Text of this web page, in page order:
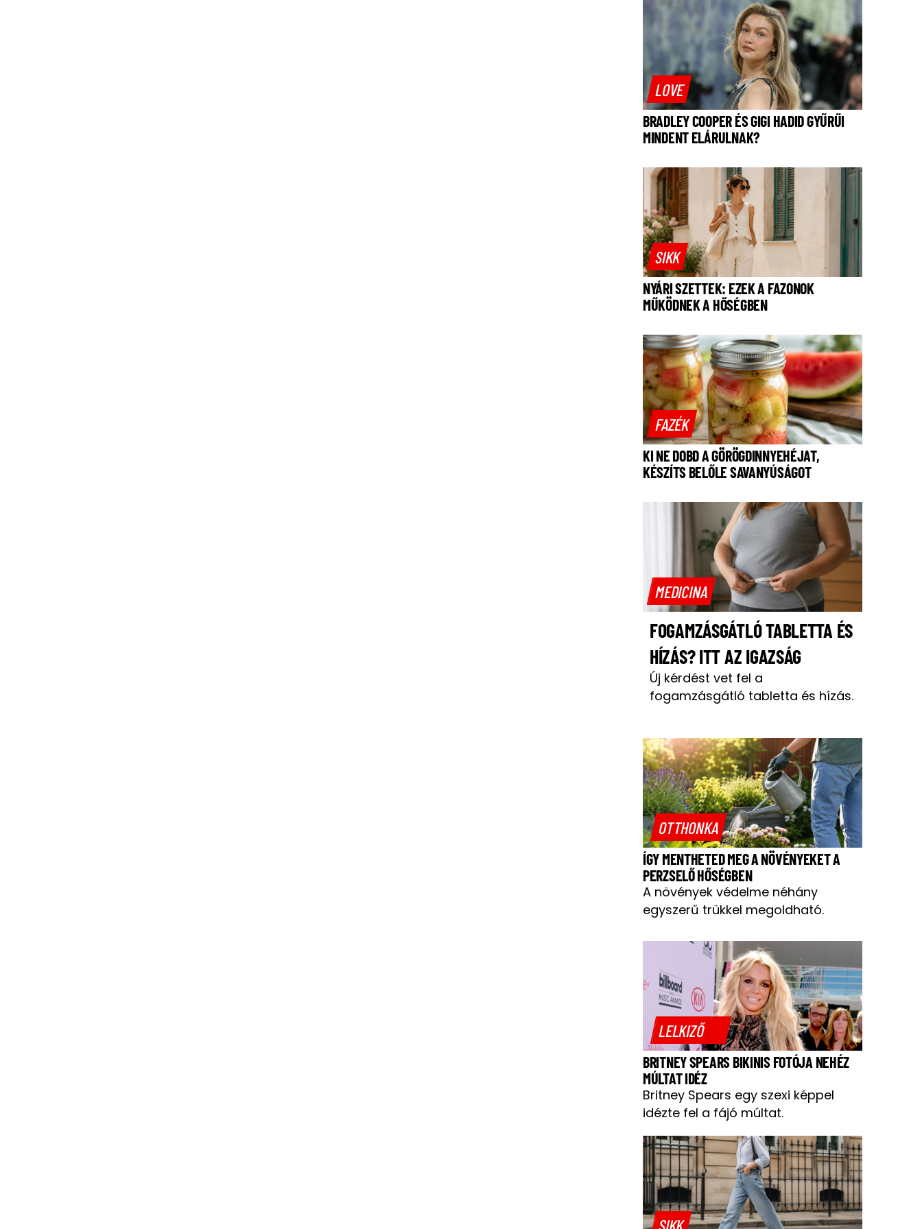
LOVE
BRADLEY COOPER ÉS GIGI HADID GYŰRŰI
MINDENT ELÁRULNAK?
SIKK
NYÁRI SZETTEK: EZEK A FAZONOK
MŰKÖDNEK A HŐSÉGBEN
FAZÉK
KI NE DOBD A GÖRÖGDINNYEHÉJAT,
KÉSZÍTS BELŐLE SAVANYÚSÁGOT
MEDICINA
FOGAMZÁSGÁTLÓ TABLETTA ÉS
HÍZÁS? ITT AZ IGAZSÁG
Új kérdést vet fel a
fogamzásgátló tabletta és hízás.
OTTHONKA
ÍGY MENTHETED MEG A NÖVÉNYEKET A
PERZSELŐ HŐSÉGBEN
A növények védelme néhány
egyszerű trükkel megoldható.
LELKIZŐ
BRITNEY SPEARS BIKINIS FOTÓJA NEHÉZ
MÚLTAT IDÉZ
Britney Spears egy szexi képpel
idézte fel a fájó múltat.
SIKK